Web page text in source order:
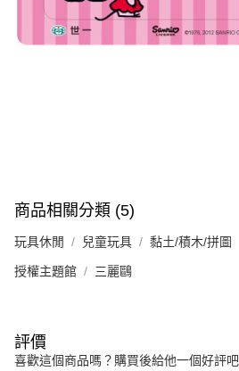
商品相關分類 (5)
玩具休閒 兒童玩具 黏土/積木/拼圖
授權主題館 三麗鷗
評價
喜歡這個商品嗎？購買後給他一個好評吧